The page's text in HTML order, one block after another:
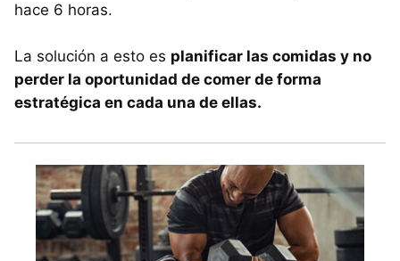
hace 6 horas.
La solución a esto es planificar las comidas y no
perder la oportunidad de comer de forma
estratégica en cada una de ellas.